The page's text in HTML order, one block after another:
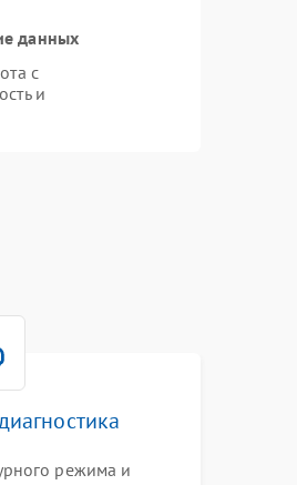
данных
с
и
режима и